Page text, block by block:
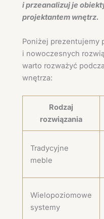
i przeanalizuj je
projektantem wnętrz.
Poniżej prezentujemy
i nowoczesnych
warto rozważyć
wnętrza:
Rodzaj
rozwiązania
Tradycyjne
meble
Wielopoziomowe
systemy